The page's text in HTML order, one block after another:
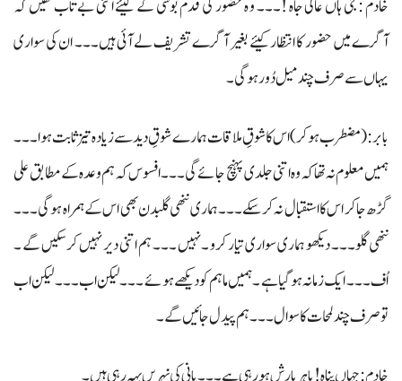
خادم : جی ہاں عالی جاہ !۔۔۔ و ہ حضور کی قدم بوسی کے لیئے اتنی بے تاب تھیں کہ
آگرے میں حضور کا انتظار کیئے بغیر آگرے تشریف لے آئی ہیں۔۔۔ ان کی سواری
یہاں سے صرف چند میل دُور ہوگی۔
بابر: (مضطرب ہوکر) اس کا شوقِ ملاقات ہمارے شوقِ دید سے زیادہ تیز ثابت ہوا ۔۔۔
ہمیں معلوم نہ تھا کہ وہ اتنی جلدی پہنچ جائے گی۔۔۔ افسوس کہ ہم وعدہ کے مطابق علی
گڑھ جاکر اس کا استقبال نہ کرسکے۔۔۔ ہماری ننھی گلبدن بھی اس کے ہمراہ ہوگی ۔۔۔
ننھی گلو۔۔۔ دیکھو ہماری سواری تیار کرو ۔ نہیں ۔۔۔ ہم اتنی دیر نہیں کرسکیں گے ۔
اُف ۔۔۔ ایک زمانہ ہوگیا ہے ۔ ہمیں ماہم کو دیکھے ہوئے ۔۔۔ لیکن اب ۔۔۔ لیکن اب
تو صرف چند لمحات کا سوال ۔۔۔ ہم پیدل جائیں گے۔